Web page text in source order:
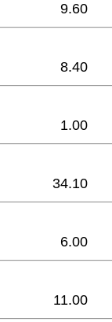
9.60
8.40
1.00
34.10
6.00
11.00